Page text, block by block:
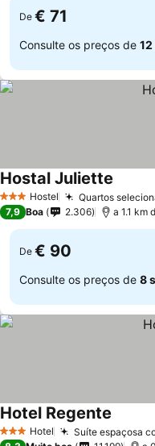
De € 71
Consulte os preços de
3 EstrelasHostel Quartos
Hostal Juliette
7,9 Boa 2.306 a 1.1 km
De € 90
Consulte os preços de 8
3 EstrelasHotel Suíte espaçosa
Hotel Regente